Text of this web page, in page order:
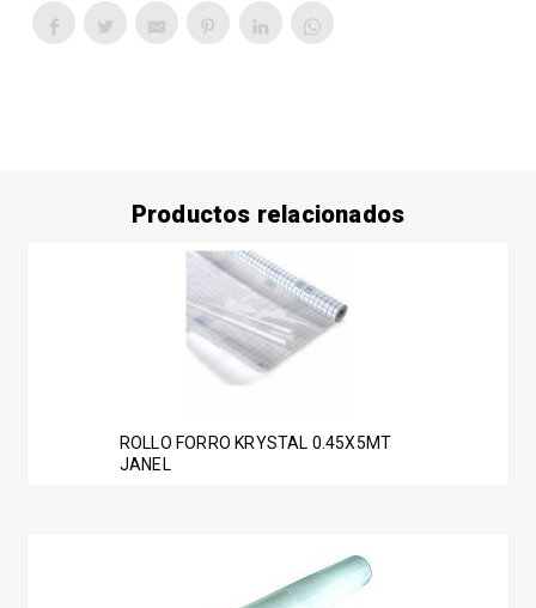
Productos relacionados
ROLLO FORRO KRYSTAL 0.45X5MT
JANEL